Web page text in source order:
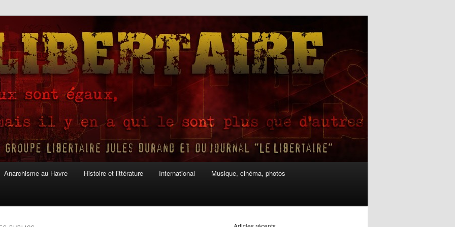
Anarchisme au Havre Histoire et littérature International Musique, cinéma, photos